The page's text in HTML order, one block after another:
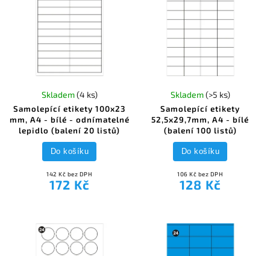
Samolepící etikety 100x23
mm, A4 - bílé - odnímatelné
lepidlo (balení 20 listů)
Skladem(4 ks)
142 Kč bez DPH
172 Kč
Do košíku
Samolepící etikety
52,5x29,7mm, A4 - bílé
(balení 100 listů)
Skladem(>5 ks)
106 Kč bez DPH
128 Kč
Do košíku